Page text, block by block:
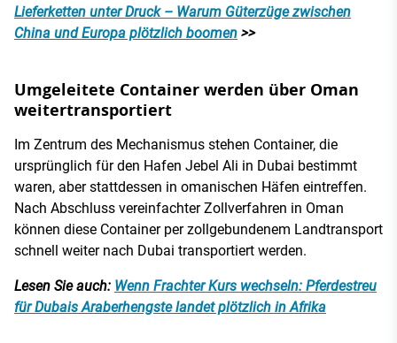
Lieferketten unter Druck – Warum Güterzüge zwischen
China und Europa plötzlich boomen >>
Umgeleitete Container werden über Oman
weitertransportiert
Im Zentrum des Mechanismus stehen Container, die
ursprünglich für den Hafen Jebel Ali in Dubai bestimmt
waren, aber stattdessen in omanischen Häfen eintreffen.
Nach Abschluss vereinfachter Zollverfahren in Oman
können diese Container per zollgebundenem Landtransport
schnell weiter nach Dubai transportiert werden.
Lesen Sie auch: Wenn Frachter Kurs wechseln: Pferdestreu
für Dubais Araberhengste landet plötzlich in Afrika